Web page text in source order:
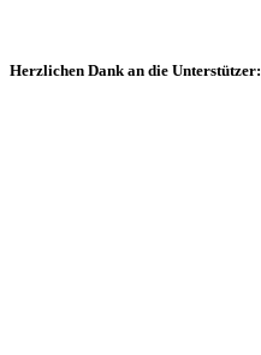
Herzlichen Dank an die Unterstützer: